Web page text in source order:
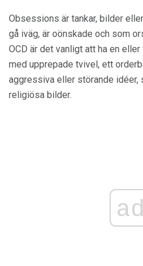
Obsessions är tankar, bilder
gå iväg, är oönskade och som
OCD är det vanligt att ha en
med upprepade tvivel, ett
aggressiva eller störande idéer,
religiösa bilder.
ad